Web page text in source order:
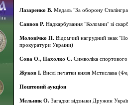
Лазаренко В. Медаль "За оборону
Саввов Р. Надкарбування "Коломни" зі
Моловічко П. Відомчий нагрудний знак
прокуратури України)
Сова О., Пахолко С. Символіка
Жуков І. Вислі печатки князя Мстислава
Поштовий аукціон
Мельник О. Загадки відзнаки Дружин